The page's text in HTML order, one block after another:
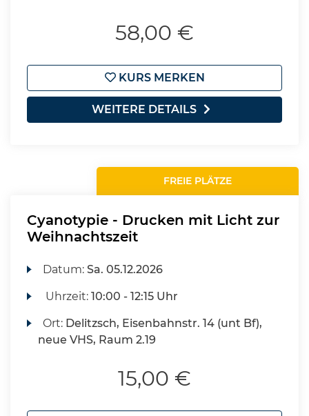
58,00 €
KURS MERKEN
WEITERE DETAILS
FREIE PLÄTZE
Cyanotypie - Drucken mit Licht zur
Weihnachtszeit
Datum:Sa. 05.12.2026
Uhrzeit:10:00 - 12:15 Uhr
Ort: Delitzsch, Eisenbahnstr. 14 (unt Bf),
neue VHS, Raum 2.19
15,00 €